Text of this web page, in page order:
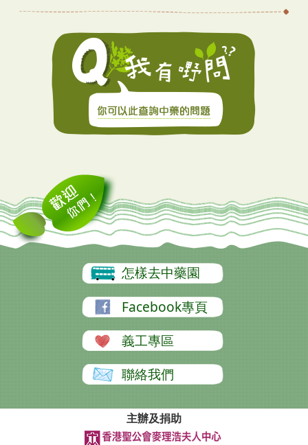
怎樣去中藥園
Facebook專頁
義工專區
聯絡我們
主辦及捐助